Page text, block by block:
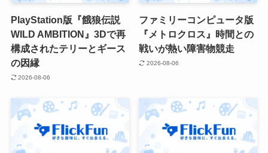
PlayStation版『餓狼伝説
WILD AMBITION』3Dで再
構成されたテリーとギース
の因縁
2026-08-06
ファミリーコンピュータ版
『メトロクロス』時間との
戦いが熱い障害物競走
2026-08-06